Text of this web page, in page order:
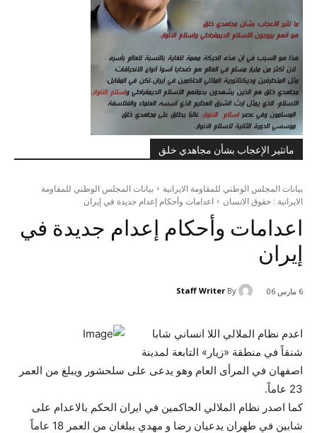
ماتثير الإعجاب بشأن مجاهدي خلق
بيانات المجلس الوطني للمقاومة الايرانية
بيانات المجلس الوطني للمقاومة
الايرانية : حقوق الانسان
اعدامات وأحكام إعدام جديدة في إيران
اعدامات وأحكام إعدام جديدة في
إيران
6 مارس 06 By
Staff Writer
اعدم نظام الملالي اللا انساني شابا
شنقاً في منطقة «زيار» التابعة لمدينة
اصفهان في المرأى العام وهو يدعى على سلحشور ويبلغ من العمر
23 عاماً.
كما اصدر نظام الملالي الحاكمين في ايران الحكم بالاعدام على
شابين في طهران يدعيان رضا و مهدي يبلغان من العمر 18 عاماً